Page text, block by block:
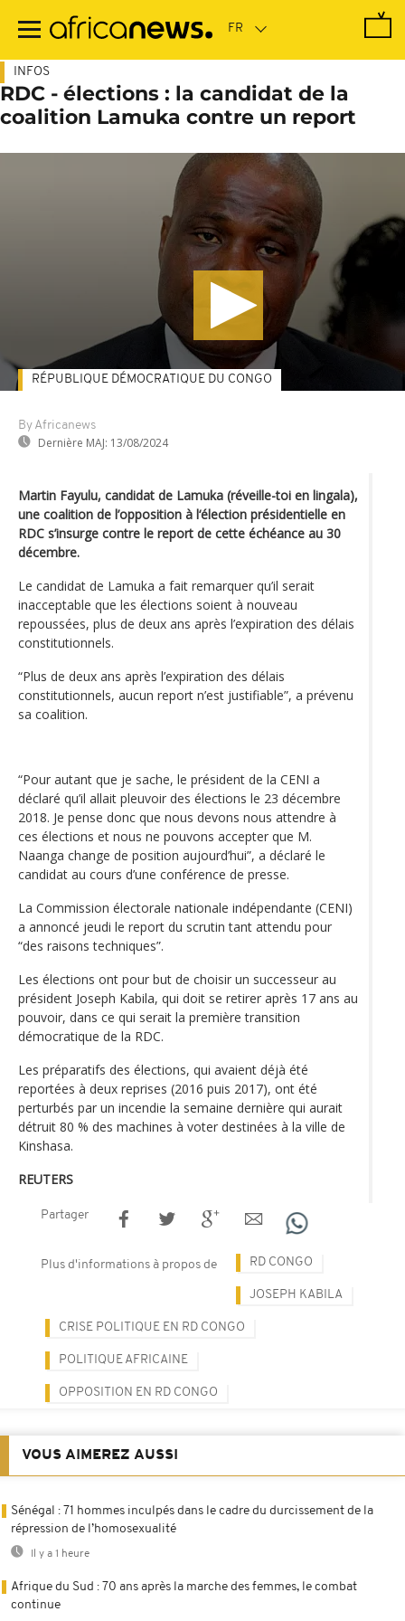
contenu
INFOS
RDC - élections : la candidat de la
coalition Lamuka contre un report
By Africanews
Dernière MAJ: 13/08/2024
RÉPUBLIQUE DÉMOCRATIQUE DU CONGO
Martin Fayulu, candidat de Lamuka (réveille-toi en lingala),
une coalition de l’opposition à l‘élection présidentielle en
RDC s’insurge contre le report de cette échéance au 30
décembre.
Le candidat de Lamuka a fait remarquer qu’il serait
inacceptable que les élections soient à nouveau
repoussées, plus de deux ans après l’expiration des délais
constitutionnels.
“Plus de deux ans après l’expiration des délais
constitutionnels, aucun report n’est justifiable”, a prévenu
sa coalition.
“Pour autant que je sache, le président de la CENI a
déclaré qu’il allait pleuvoir des élections le 23 décembre
2018. Je pense donc que nous devons nous attendre à
ces élections et nous ne pouvons accepter que M.
Naanga change de position aujourd’hui”, a déclaré le
candidat au cours d’une conférence de presse.
La Commission électorale nationale indépendante (CENI)
a annoncé jeudi le report du scrutin tant attendu pour
“des raisons techniques”.
Les élections ont pour but de choisir un successeur au
président Joseph Kabila, qui doit se retirer après 17 ans au
pouvoir, dans ce qui serait la première transition
démocratique de la RDC.
Les préparatifs des élections, qui avaient déjà été
reportées à deux reprises (2016 puis 2017), ont été
perturbés par un incendie la semaine dernière qui aurait
détruit 80 % des machines à voter destinées à la ville de
Kinshasa.
REUTERS
Partager
Plus d'informations à propos de RD CONGO
JOSEPH KABILA
CRISE POLITIQUE EN RD CONGO
POLITIQUE AFRICAINE
OPPOSITION EN RD CONGO
VOUS AIMEREZ AUSSI
Sénégal : 71 hommes inculpés dans le cadre du durcissement de la
répression de l’homosexualité
Il y a 1 heure
Afrique du Sud : 70 ans après la marche des femmes, le combat
continue